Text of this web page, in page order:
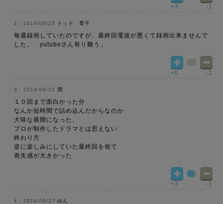
+3 -1
2014/09/23 トッド 章子
毎週録画していたのですが、最終回電波が悪くて録画出来ませんで
した。 yutubeさん有り難う」
+0 -2
2014/09/23 潤
１０回まで面白かった分
なんか短時間で詰め込んだからなのか
大味な展開になった。
プロが制作したドラマとは思えない
終わり方
逆に楽しみにしていた最終回を視て
喪失感が大きかった
+3 -1
2014/09/27 ゆん